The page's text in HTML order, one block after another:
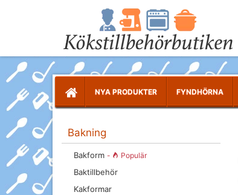
NYA PRODUKTER FYNDHÖRNA
Bakning
Bakform - Populär
Baktillbehör
Kakformar